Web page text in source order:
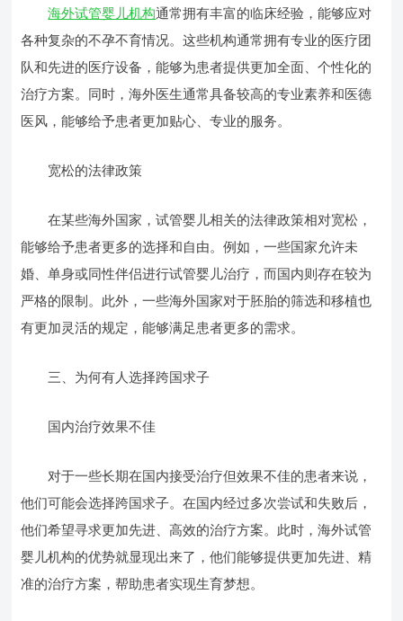
海外试管婴儿机构通常拥有丰富的临床经验，能够应对
各种复杂的不孕不育情况。这些机构通常拥有专业的医疗团
队和先进的医疗设备，能够为患者提供更加全面、个性化的
治疗方案。同时，海外医生通常具备较高的专业素养和医德
医风，能够给予患者更加贴心、专业的服务。
宽松的法律政策
在某些海外国家，试管婴儿相关的法律政策相对宽松，
能够给予患者更多的选择和自由。例如，一些国家允许未
婚、单身或同性伴侣进行试管婴儿治疗，而国内则存在较为
严格的限制。此外，一些海外国家对于胚胎的筛选和移植也
有更加灵活的规定，能够满足患者更多的需求。
三、为何有人选择跨国求子
国内治疗效果不佳
对于一些长期在国内接受治疗但效果不佳的患者来说，
他们可能会选择跨国求子。在国内经过多次尝试和失败后，
他们希望寻求更加先进、高效的治疗方案。此时，海外试管
婴儿机构的优势就显现出来了，他们能够提供更加先进、精
准的治疗方案，帮助患者实现生育梦想。